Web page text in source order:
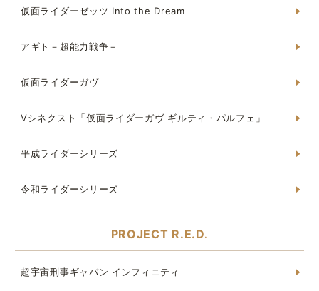
仮面ライダーゼッツ Into the Dream
アギト－超能力戦争－
仮面ライダーガヴ
Vシネクスト「仮面ライダーガヴ ギルティ・パルフェ」
平成ライダーシリーズ
令和ライダーシリーズ
PROJECT R.E.D.
超宇宙刑事ギャバン インフィニティ